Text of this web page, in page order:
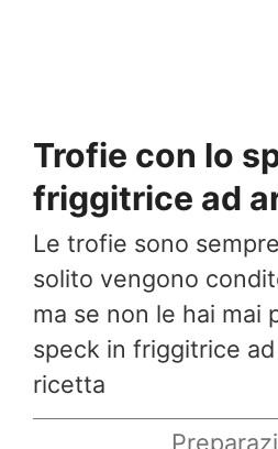
Trofie con lo
friggitrice ad
Le trofie sono
solito vengono
ma se non le hai mai
speck in friggitrice
ricetta